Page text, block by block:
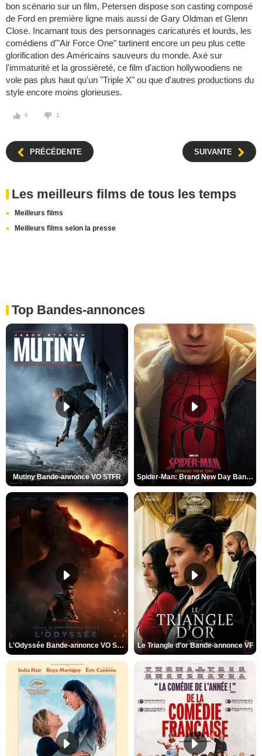
bon scénario sur un film, Petersen dispose son casting composé
de Ford en première ligne mais aussi de Gary Oldman et Glenn
Close. Incarnant tous des personnages caricaturés et lourds, les
comédiens d'"Air Force One" tartinent encore un peu plus cette
glorification des Américains sauveurs du monde. Axé sur
l'immaturité et la grossièreté, ce film d'action hollywoodiens ne
vole pas plus haut qu'un "Triple X" ou que d'autres productions du
style encore moins glorieuses.
0 1
PRÉCÉDENTE SUIVANTE
Les meilleurs films de tous les temps
Meilleurs films
Meilleurs films selon la presse
Top Bandes-annonces
Mutiny Bande-annonce VO STFR Spider-Man: Brand New Day Bande-annonce VO STFR
L'Odyssée Bande-annonce VO STFR Le Triangle d'or Bande-annonce VF